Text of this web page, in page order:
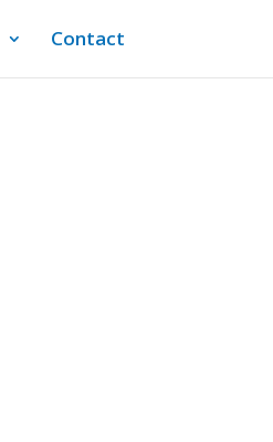
Contact